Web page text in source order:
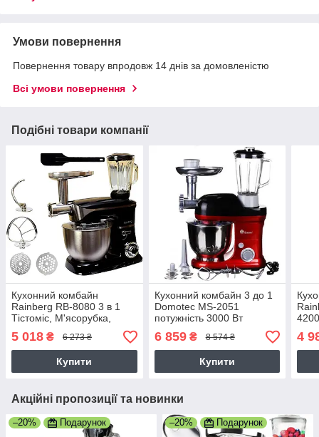
Умови повернення
Повернення товару впродовж 14 днів за домовленістю
Всі умови повернення
Подібні товари компанії
Кухонний комбайн
Rainberg RB-8080 3 в 1
Тістоміс, М'ясорубка,
5 018 ₴ 6 273 ₴
Купити
Кухонний комбайн 3 до 1
Domotec MS-2051
потужність 3000 Вт
6 859₴ 8 574 ₴
Купити
4
Акційні пропозиції та новинки
–20% Подарунок –20% Подарунок